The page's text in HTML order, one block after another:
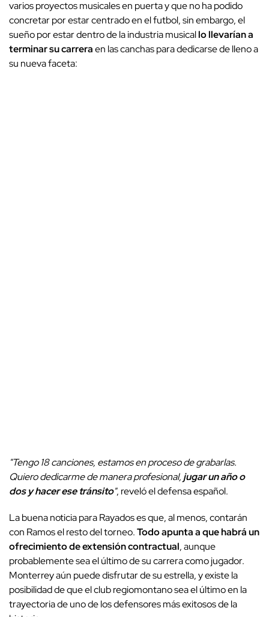
varios proyectos musicales en puerta y que no ha podido
concretar por estar centrado en el futbol, sin embargo, el
sueño por estar dentro de la industria musicallo llevarían a
terminar su carreraen las canchas para dedicarse de lleno a
su nueva faceta:
"Tengo 18 canciones, estamos en proceso de grabarlas.
Quiero dedicarme de manera profesional, jugar un año o
dos y hacer ese tránsito", reveló el defensa español.
La buena noticia para Rayados es que, al menos, contarán
con Ramos el resto del torneo.Todo apunta a que habrá un
ofrecimiento de extensión contractual, aunque
probablemente sea el último de su carrera como jugador.
Monterrey aún puede disfrutar de su estrella, y existe la
posibilidad de que el club regiomontano sea el último en la
trayectoria de uno de los defensores más exitosos de la